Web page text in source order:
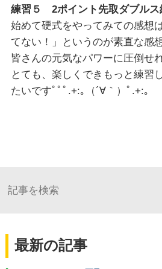
練習５ 2ポイント先取ダブルス
始めて硬式をやってみての感想
てない！」というのが素直な感
皆さんの元気なパワーに圧倒せ
とても、楽しくできもっと練習
たいですﾟﾟﾟ.+:｡（´∀｀）ﾟ.+:｡
最新の記事